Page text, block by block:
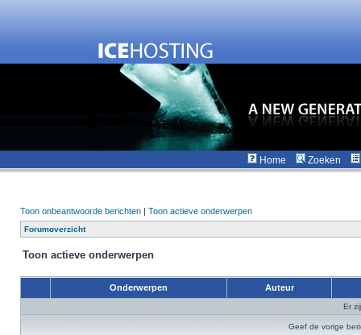
Home Zoeken
Toon onbeantwoorde berichten | Toon actieve onderwerpen
Forumoverzicht
Toon actieve onderwerpen
Onderwerpen Auteur
Er
Geef de vorige